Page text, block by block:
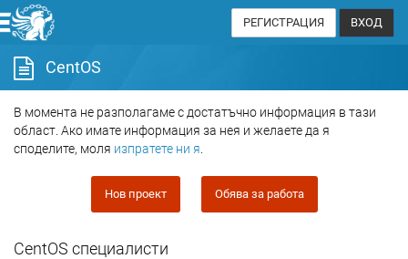
РЕГИСТРАЦИЯ ВХОД
CentOS
В момента не разполагаме с достатъчно информация в тази
област. Ако имате информация за нея и желаете да я
споделите, моля изпратете ни я
Нов проект Обява за работа
CentOS специалисти